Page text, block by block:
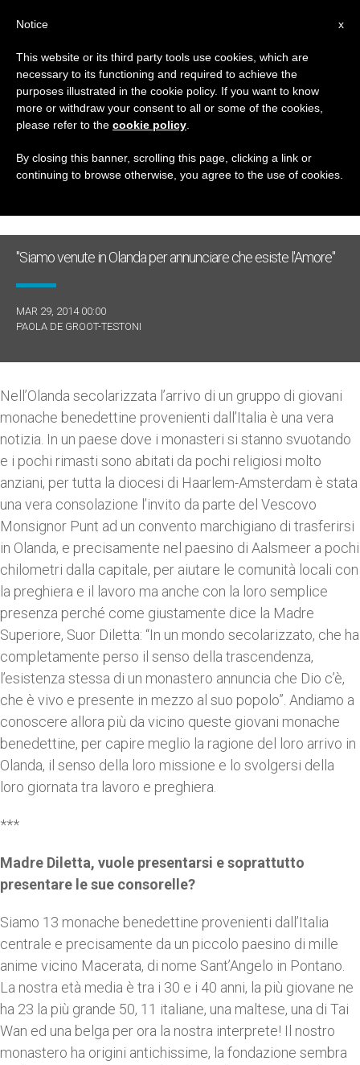
GIORNO
Marzo 29th, 2014
ULTIME NOTIZIE
"Siamo venute in Olanda per annunciare che esiste l'Amore"
MAR 29, 2014 00:00
PAOLA DE GROOT-TESTONI
Nell’Olanda secolarizzata l’arrivo di un gruppo di giovani
monache benedettine provenienti dall’Italia è una vera
notizia. In un paese dove i monasteri si stanno svuotando
e i pochi rimasti sono abitati da pochi religiosi molto
anziani, per tutta la diocesi di Haarlem-Amsterdam è stata
una vera consolazione l’invito da parte del Vescovo
Monsignor Punt ad un convento marchigiano di trasferirsi
in Olanda, e precisamente nel paesino di Aalsmeer a pochi
chilometri dalla capitale, per aiutare le comunità locali con
la preghiera e il lavoro ma anche con la loro semplice
presenza perché come giustamente dice la Madre
Superiore, Suor Diletta: “In un mondo secolarizzato, che ha
completamente perso il senso della trascendenza,
l’esistenza stessa di un monastero annuncia che Dio c’è,
che è vivo e presente in mezzo al suo popolo”. Andiamo a
conoscere allora più da vicino queste giovani monache
benedettine, per capire meglio la ragione del loro arrivo in
Olanda, il senso della loro missione e lo svolgersi della
loro giornata tra lavoro e preghiera.
***
Madre Diletta, vuole presentarsi e soprattutto
presentare le sue consorelle?
Siamo 13 monache benedettine provenienti dall’Italia
centrale e precisamente da un piccolo paesino di mille
anime vicino Macerata, di nome Sant’Angelo in Pontano.
La nostra età media è tra i 30 e i 40 anni, la più giovane ne
ha 23 la più grande 50, 11 italiane, una maltese, una di Tai
Wan ed una belga per ora la nostra interprete! Il nostro
monastero ha origini antichissime, la fondazione sembra
x
Notice
This website or its third party tools use cookies, which are
necessary to its functioning and required to achieve the
purposes illustrated in the cookie policy. If you want to know
more or withdraw your consent to all or some of the cookies,
please refer to the cookie policy
By closing this banner, scrolling this page, clicking a link or
continuing to browse otherwise, you agree to the use of cookies.